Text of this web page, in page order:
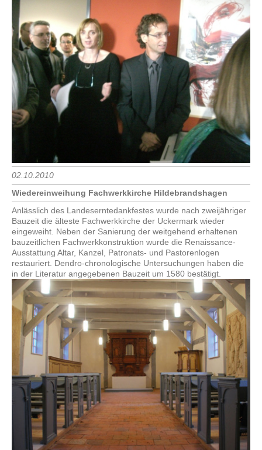
02.10.2010
Wiedereinweihung Fachwerkkirche Hildebrandshagen
Anlässlich des Landeserntedankfestes wurde nach zweijähriger
Bauzeit die älteste Fachwerkkirche der Uckermark wieder
eingeweiht. Neben der Sanierung der weitgehend erhaltenen
bauzeitlichen Fachwerkkonstruktion wurde die Renaissance-
Ausstattung Altar, Kanzel, Patronats- und Pastorenlogen
restauriert. Dendro-chronologische Untersuchungen haben die
in der Literatur angegebenen Bauzeit um 1580 bestätigt.